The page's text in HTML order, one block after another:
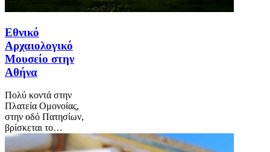
Εθνικό
Αρχαιολογικό
Μουσείο στην
Αθήνα
Πολύ κοντά στην
Πλατεία Ομονοίας,
στην οδό Πατησίων,
βρίσκεται το…